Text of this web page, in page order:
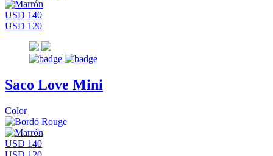
USD 140
USD 120
Saco Love Mini
Color
USD 140